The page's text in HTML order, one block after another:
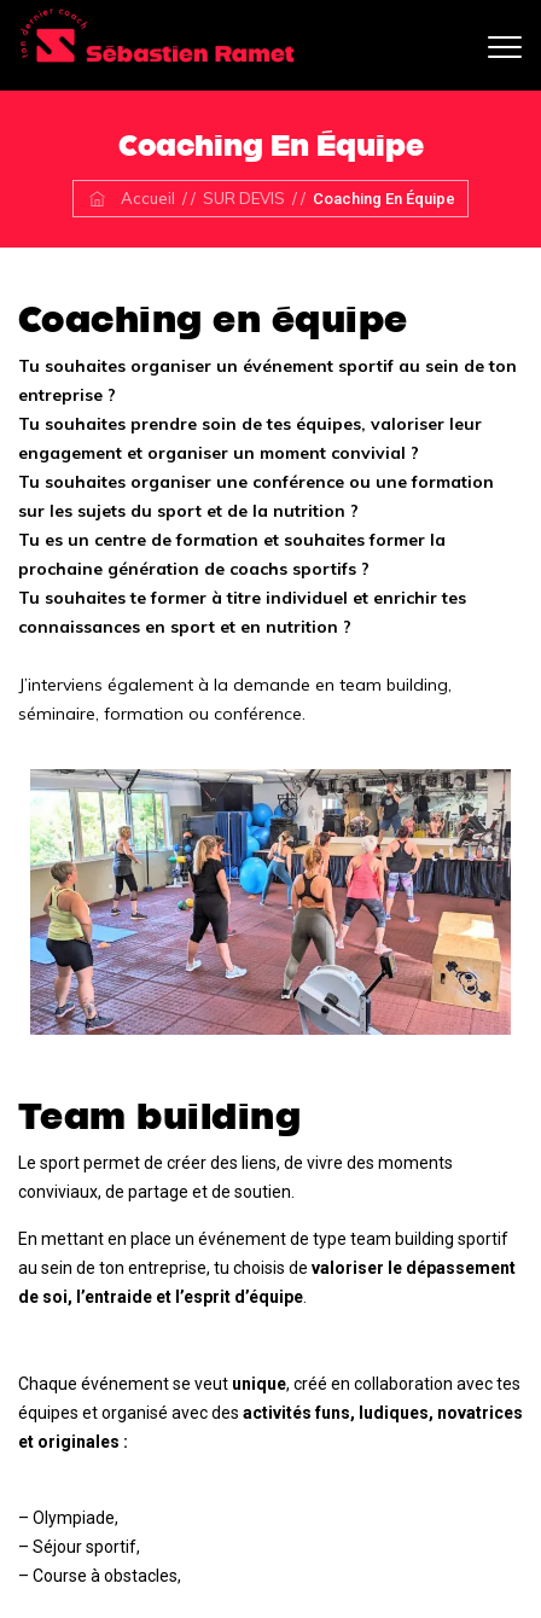
Coaching En Équipe
Accueil / /SUR DEVIS / / Coaching En Équipe
Coaching en équipe
Tu souhaites organiser un événement sportif au sein de ton
entreprise ?
Tu souhaites prendre soin de tes équipes, valoriser leur
engagement et organiser un moment convivial ?
Tu souhaites organiser une conférence ou une formation
sur les sujets du sport et de la nutrition ?
Tu es un centre de formation et souhaites former la
prochaine génération de coachs sportifs ?
Tu souhaites te former à titre individuel et enrichir tes
connaissances en sport et en nutrition ?
J’interviens également à la demande en team building,
séminaire, formation ou conférence.
Team building
Le sport permet de créer des liens, de vivre des moments
conviviaux, de partage et de soutien.
En mettant en place un événement de type team building sportif
au sein de ton entreprise, tu choisis de valoriser le dépassement
de soi, l’entraide et l’esprit d’équipe
Chaque événement se veut unique, créé en collaboration avec tes
équipes et organisé avec des activités funs, ludiques, novatrices
et originales :
– Olympiade,
– Séjour sportif,
– Course à obstacles,